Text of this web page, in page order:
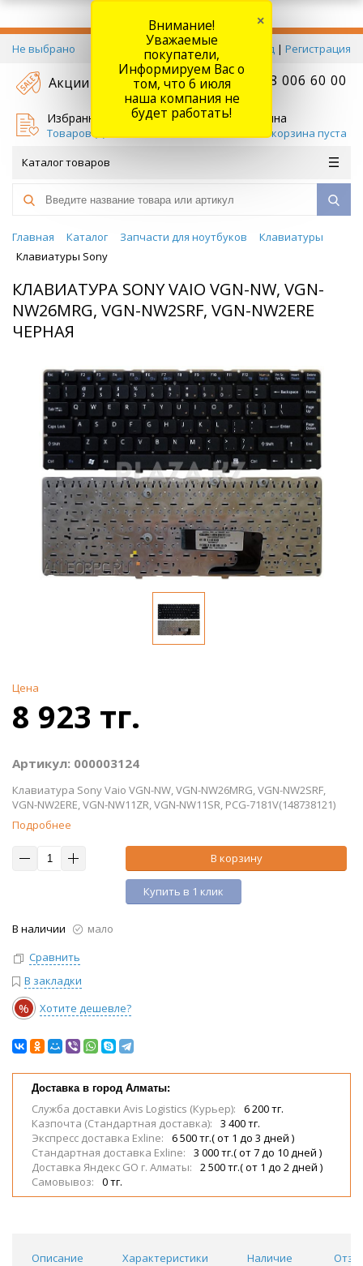
Не выбрано Вход | Регистрация
Акции +7 778 006 60 00
Избранное
Товаров (
Корзина
Ваша корзина пуста
Каталог товаров
Главная Каталог Запчасти для ноутбуков
Клавиатуры
Клавиатуры Sony
КЛАВИАТУРА SONY VAIO VGN-NW, VGN-
NW26MRG, VGN-NW2SRF, VGN-NW2ERE
ЧЕРНАЯ
Цена
8 923 тг.
Артикул: 000003124
Клавиатура Sony Vaio VGN-NW, VGN-NW26MRG, VGN-NW2SRF,
VGN-NW2ERE, VGN-NW11ZR, VGN-NW11SR, PCG-7181V(148738121)
Подробнее
В корзину
Купить в 1 клик
В наличии
мало
Сравнить
В закладки
% Хотите дешевле?
Доставка в город Алматы:
Служба доставки Avis Logistics (Курьер):
6 200 тг.
Казпочта (Стандартная доставка):
3 400 тг.
Экспресс доставка Exline:
6 500 тг.( от 1 до 3 дней )
Стандартная доставка Exline:
3 000 тг.( от 7 до 10 дней )
Доставка Яндекс GO г. Алматы:
2 500 тг.( от 1 до 2 дней )
Самовывоз:
0 тг.
Описание Характеристики Наличие
Внимание!
Уважаемые
покупатели,
Информируем Вас о
том, что 6 июля
наша компания не
будет работать!
×